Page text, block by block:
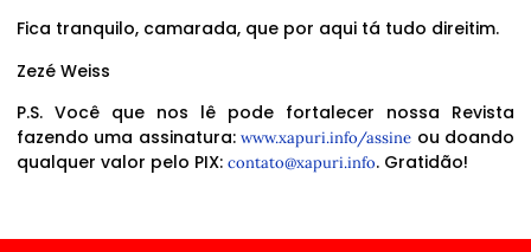
Fica tranquilo, camarada, que por aqui tá tudo direitim.
Zezé Weiss
P.S. Você que nos lê pode fortalecer nossa Revista
fazendo uma assinatura:www.xapuri.info/assine ou doando
qualquer valor pelo PIX: contato@xapuri.info. Gratidão!